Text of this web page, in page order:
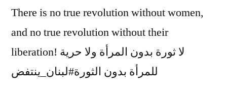
There is no true revolution without women,
and no true revolution without their
liberation! لا ثورة بدون المرأة ولا حرية
للمرأة بدون الثورة#لبنان_ينتفض